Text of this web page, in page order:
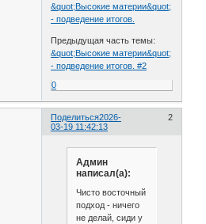
&quot;Высокие материи&quot;
- подведение итогов.
Предыдущая часть темы:
&quot;Высокие материи&quot;
- подведение итогов. #2
0
Поделиться 2
2026-
03-19 11:42:13
Админ
написал(а):
Чисто восточный
подход - ничего
не делай, сиди у